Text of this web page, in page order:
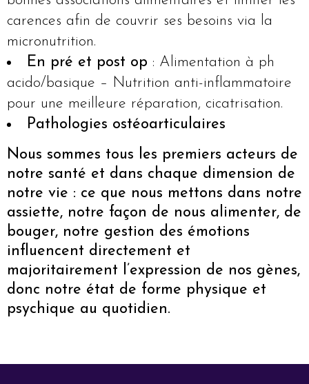
carences afin de couvrir ses besoins via la
micronutrition.
En pré et post op : Alimentation à ph
acido/basique – Nutrition anti-inflammatoire
pour une meilleure réparation, cicatrisation.
Pathologies ostéoarticulaires
Nous sommes tous les premiers acteurs de
notre santé et dans chaque dimension de
notre vie : ce que nous mettons dans notre
assiette, notre façon de nous alimenter, de
bouger, notre gestion des émotions
influencent directement et
majoritairement l’expression de nos gènes,
donc notre état de forme physique et
psychique au quotidien.